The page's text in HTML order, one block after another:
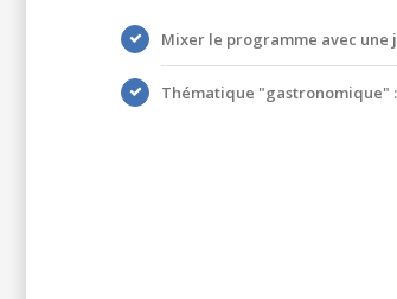
Mixer le programme avec une
Thématique "gastronomique"